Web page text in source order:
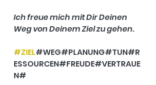
Ich freue mich mit Dir Deinen
Weg von Deinem Ziel zu gehen.
#ZIEL#WEG#PLANUNG#TUN#R
ESSOURCEN#FREUDE#VERTRAUE
N#